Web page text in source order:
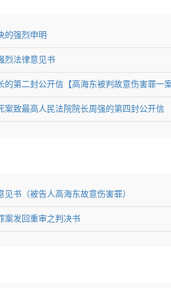
的强烈申明
烈法律意见书
的第二封公开信【高海东被判故意伤害罪一
案致最高人民法院院长周强的第四封公开信
书（被告人高海东故意伤害罪）
案发回重审之判决书